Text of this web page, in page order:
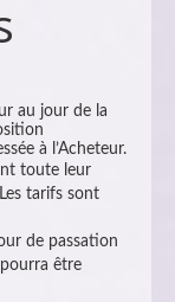
au jour de la
à l’Acheteur.
toute leur
tarifs sont
de passation
être